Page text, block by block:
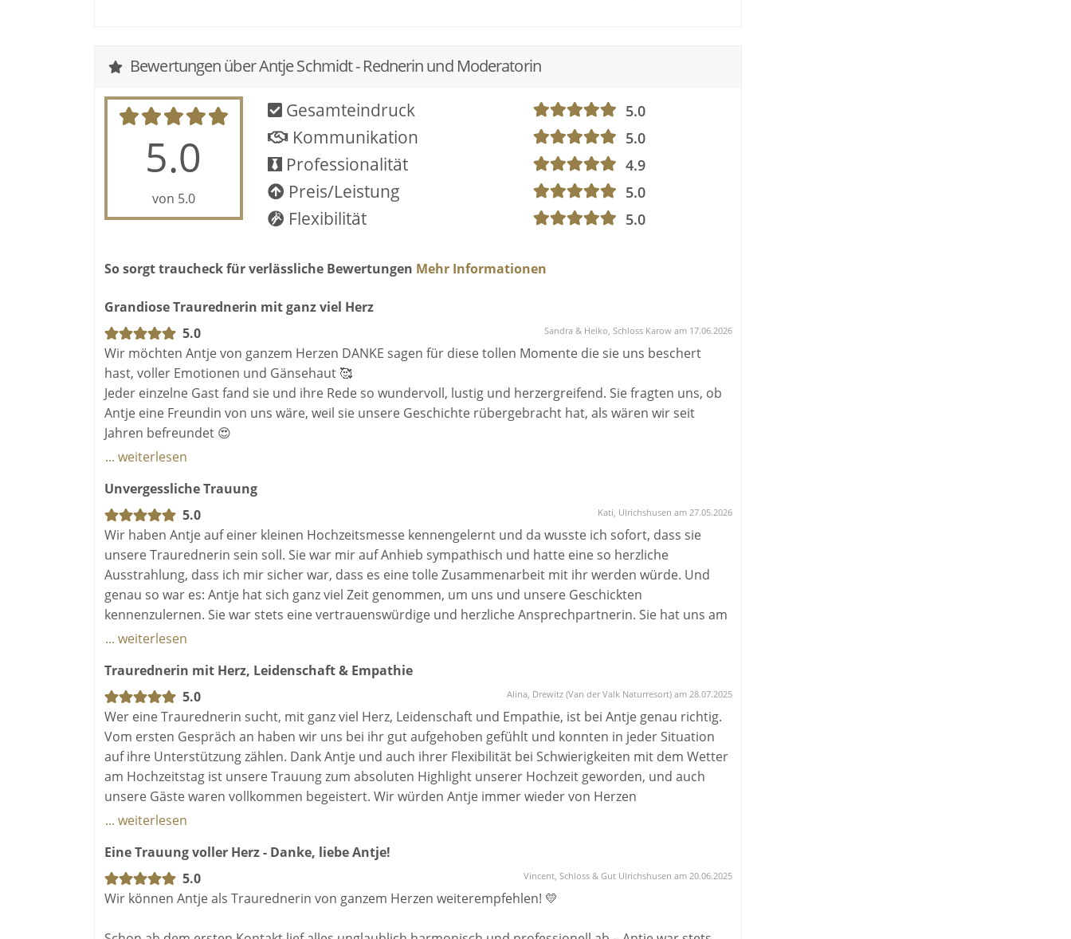
Bewertungen über Antje Schmidt - Rednerin und Moderatorin
5.0
von 5.0
Gesamteindruck 5.0
Kommunikation 5.0
Professionalität 4.9
Preis/Leistung 5.0
Flexibilität 5.0
So sorgt traucheck für verlässliche Bewertungen Mehr Informationen
Grandiose Traurednerin mit ganz viel Herz
5.0
Sandra & Heiko, Schloss Karow am 17.06.2026
Wir möchten Antje von ganzem Herzen DANKE sagen für diese tollen Momente die sie uns beschert
hast, voller Emotionen und Gänsehaut 🥰
Jeder einzelne Gast fand sie und ihre Rede so wundervoll, lustig und herzergreifend. Sie fragten uns, ob
Antje eine Freundin von uns wäre, weil sie unsere Geschichte rübergebracht hat, als wären wir seit
Jahren befreundet 😍
Ihre ruhige Stimme, die witzige Art in den richtigen Momenten, einfach nur der Wahnsinn 🙏🏼
sie entscheiden 🥰
Fühle dich ganz lieb umarmt von uns 🤗
Sandra & Heiko 💞👰🏼‍♀️🤵🏼‍♂️
... weiterlesen
Unvergessliche Trauung
5.0
Kati, Ulrichshusen am 27.05.2026
Wir haben Antje auf einer kleinen Hochzeitsmesse kennengelernt und da wusste ich sofort, dass sie
unsere Traurednerin sein soll. Sie war mir auf Anhieb sympathisch und hatte eine so herzliche
Ausstrahlung, dass ich mir sicher war, dass es eine tolle Zusammenarbeit mit ihr werden würde. Und
genau so war es: Antje hat sich ganz viel Zeit genommen, um uns und unsere Geschickten
kennenzulernen. Sie war stets eine vertrauenswürdige und herzliche Ansprechpartnerin. Sie hat uns am
Tag der Trauung liebevoll begleitet und alle mit ihrer Rede begeistert. Antje ist einfach alles andere als
... weiterlesen
Traurednerin mit Herz, Leidenschaft & Empathie
5.0
Alina, Drewitz (Van der Valk Naturresort) am 28.07.2025
Wer eine Traurednerin sucht, mit ganz viel Herz, Leidenschaft und Empathie, ist bei Antje genau richtig.
Vom ersten Gespräch an haben wir uns bei ihr gut aufgehoben gefühlt und konnten in jeder Situation
auf ihre Unterstützung zählen. Dank Antje und auch ihrer Flexibilität bei Schwierigkeiten mit dem Wetter
am Hochzeitstag ist unsere Trauung zum absoluten Highlight unserer Hochzeit geworden, und auch
unsere Gäste waren vollkommen begeistert. Wir würden Antje immer wieder von Herzen
weiterempfehlen!✨☺️
... weiterlesen
Eine Trauung voller Herz - Danke, liebe Antje!
5.0
Vincent, Schloss & Gut Ulrichshusen am 20.06.2025
Wir können Antje als Traurednerin von ganzem Herzen weiterempfehlen! 💛